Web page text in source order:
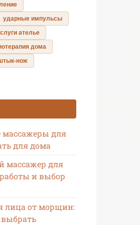
ударные импульсы
ателье
дома
нож
массажеры для
для дома
массажер для
и выбор
лица от морщин: